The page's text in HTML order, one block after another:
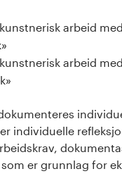
arbeid
arbeid
individuelle
er grunnlag for